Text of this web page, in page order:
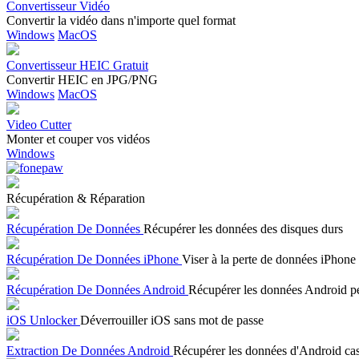
Convertisseur Vidéo
Convertir la vidéo dans n'importe quel format
Windows MacOS
Convertisseur HEIC Gratuit
Convertir HEIC en JPG/PNG
Windows MacOS
Video Cutter
Monter et couper vos vidéos
Windows
Récupération & Réparation
Récupération De Données Récupérer les données des disques durs
Récupération De Données iPhone Viser à la perte de données iPhone
Récupération De Données Android Récupérer les données Android
iOS Unlocker Déverrouiller iOS sans mot de passe
Extraction De Données Android Récupérer les données d'Android